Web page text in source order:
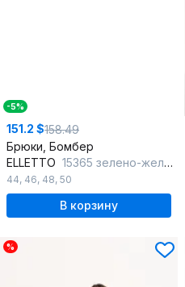
-5%
151.2 $158.49
Брюки, Бомбер
ELLETTO 15365 зелено-желтый
44, 46, 48, 50
В корзину
%